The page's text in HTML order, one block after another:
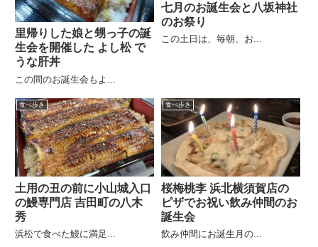
里帰りした娘と甥っ子の誕
生会を開催した よし松 で
うな肝丼
この間のお誕生会もよ...
七月のお誕生会と八坂神社
のお祭り
この土日は、毎朝、お...
食べ歩き
土用の丑の前に小山城入口
の鰻専門店 吉田町の八木
秀
浜松で食べた鰻に満足...
食べ歩き
桜梅桃李 浜北横須賀店の
ピザでお祝い飲み仲間のお
誕生会
飲み仲間にお誕生月の...